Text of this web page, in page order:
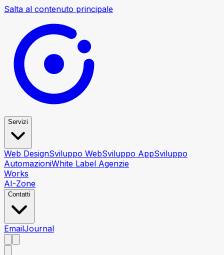
Salta al contenuto principale
Servizi
Web DesignSviluppo WebSviluppo AppSviluppo
AutomazioniWhite Label Agenzie
Works
AI-Zone
Contatti
EmailJournal